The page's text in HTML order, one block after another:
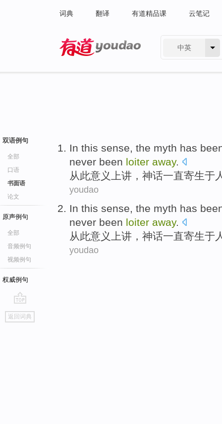
词典 翻译 有道精品课 云笔记
中英
双语例句
全部
口语
书面语
论文
原声例句
全部
音频例句
视频例句
权威例句
go
top
返回词典
In this sense, the myth has
never been loiter away.
从此意义上讲 ， 神话一直寄生于
youdao
In this sense, the myth has
never been loiter away.
从此意义上讲 ， 神话一直寄生于
youdao